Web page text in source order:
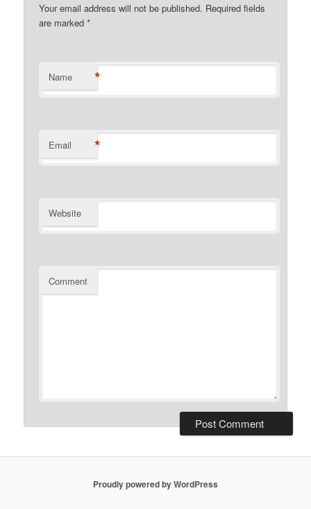
Your email address will not be published. Required fields
are marked*
Name *
Email *
Website
Comment
Proudly powered by WordPress